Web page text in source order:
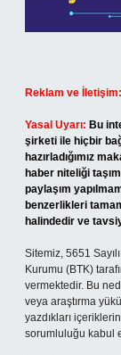
Reklam ve İletişim:
Yasal Uyarı: Bu
şirketi ile hiçbir
hazırladığımız
haber niteliği
paylaşım
benzerlikleri
halindedir ve
Sitemiz, 5651
Kurumu (BTK)
vermektedir. Bu
veya araştırma
yazdıkları
sorumluluğu kabul